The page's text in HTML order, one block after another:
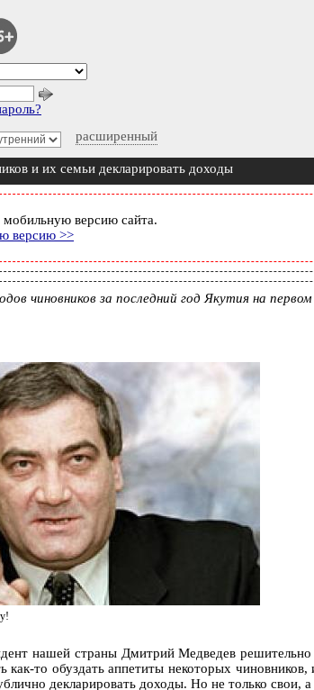
расширенный
и их семьи декларировать доходы
версию сайта.
версию >>
чиновников за последний год Якутия на
нашей страны Дмитрий Медведев решительно
то обуздать аппетиты некоторых
декларировать доходы. Но не только свои,